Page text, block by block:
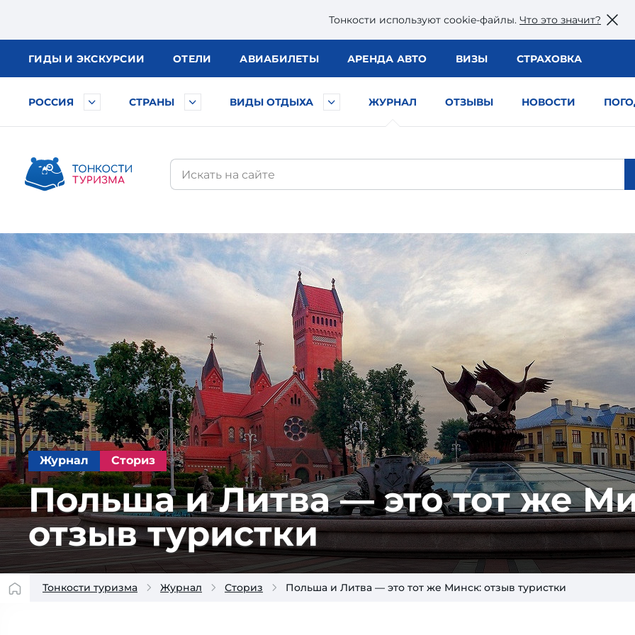
Тонкости используют сookie-файлы. Что это значит?
ГИДЫ И ЭКСКУРСИИ ОТЕЛИ АВИАБИЛЕТЫ АРЕНДА АВТО ВИЗЫ СТРАХОВКА
РОССИЯ СТРАНЫ ВИДЫ ОТДЫХА ЖУРНАЛ ОТЗЫВЫ НОВОСТИ
Журнал Сториз
Польша и Литва — это тот же
отзыв туристки
Тонкости туризма Журнал Сториз Польша и Литва — это тот же Минск: отзыв туристки